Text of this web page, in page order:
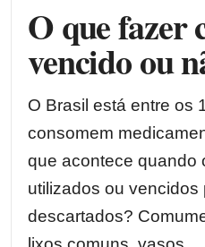
O que fazer
vencido ou
O Brasil está entre os
consomem
que acontece quando
utilizados ou vencidos
descartados?